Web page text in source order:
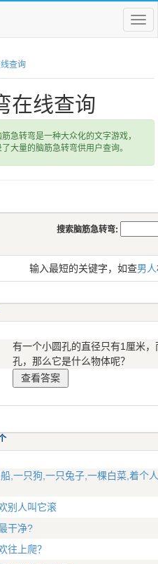
菜
单
查询
在线查询
急转弯是一种大众化的文字游戏，
大量的脑筋急转弯供用户查询。
搜索脑筋急转弯:
输入最短的关键字，如查男人
有一个小圆孔的直径只有1厘米
孔，那么它是什么物体呢？
,一只狗,一只兔子,一棵白菜,着个
别人叫它滚
干净?
往上爬？